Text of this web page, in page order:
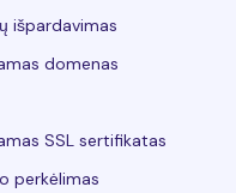
išpardavimas
domenas
SSL sertifikatas
perkėlimas